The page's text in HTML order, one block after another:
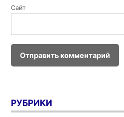
Сайт
РУБРИКИ